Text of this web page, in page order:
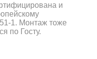
и
1. Монтаж тоже
по Госту.